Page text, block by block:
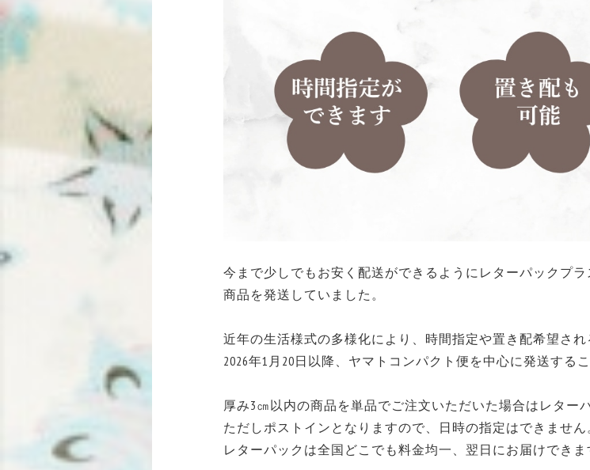
今まで少しでもお安く配送ができるようにレターパックプ
商品を発送していました。
近年の生活様式の多様化により、時間指定や置き配希望され
2026年1月20日以降、ヤマトコンパクト便を中心に発送する
厚み3㎝以内の商品を単品でご注文いただいた場合はレター
ただしポストインとなりますので、日時の指定はできません
レターパックは全国どこでも料金均一、翌日にお届けできま